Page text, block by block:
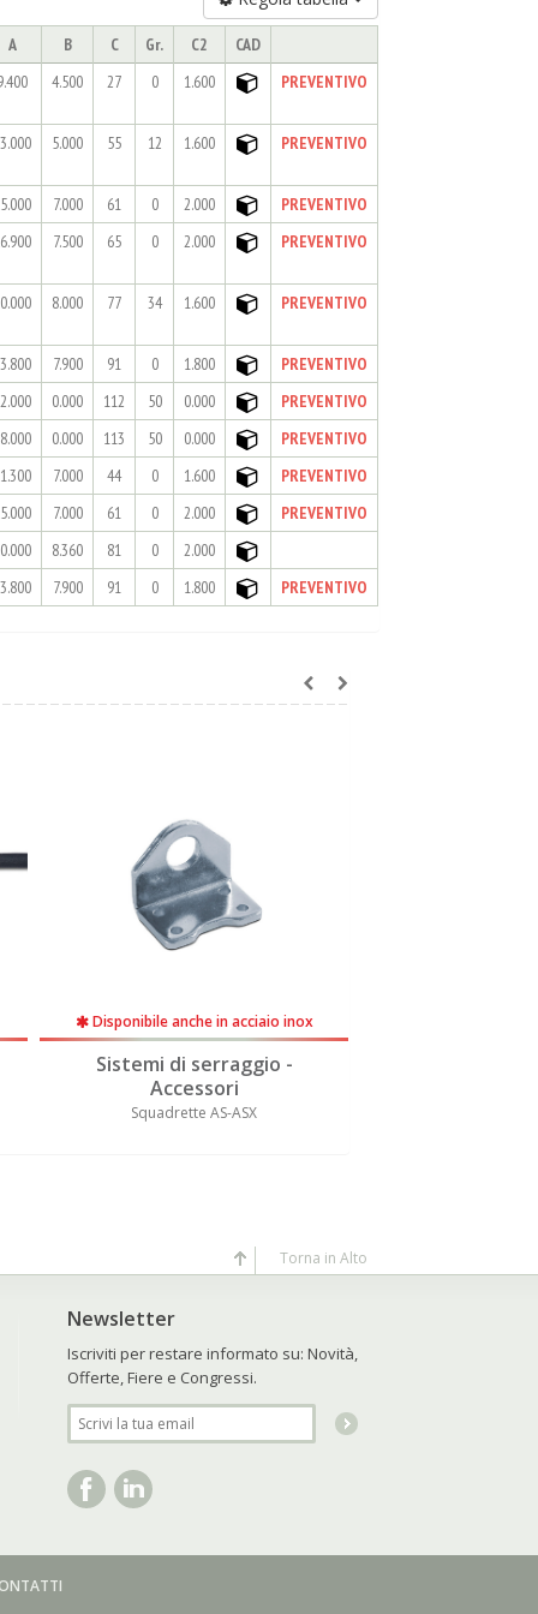
A B C Gr. C2
CAD
4.500 27 0 1.600 PREVENTIVO
5.000 55 12 1.600 PREVENTIVO
7.000 61 0 2.000
PREVENTIVO
7.500 65 0 2.000 PREVENTIVO
8.000 77 34 1.600 PREVENTIVO
7.900 91 0 1.800
PREVENTIVO
0.000 112 50 0.000
PREVENTIVO
0.000 113 50 0.000
PREVENTIVO
7.000 44 0 1.600
PREVENTIVO
7.000 61 0 2.000
PREVENTIVO
8.360 81 0
2.000
7.900 91 0 1.800 PREVENTIVO
Disponibile anche in acciaio inox
Sistemi di serraggio -
Accessori
Squadrette AS-ASX
Newsletter
Iscriviti per restare informato su: Novità,
Offerte, Fiere e Congressi.
Torna in Alto